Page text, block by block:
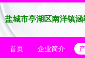
盐城市亭湖区南洋镇
首页 企业简介